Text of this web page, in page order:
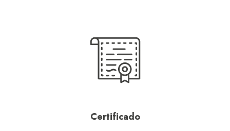
Certificado